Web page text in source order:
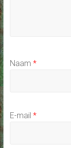
Naam *
E-mail *